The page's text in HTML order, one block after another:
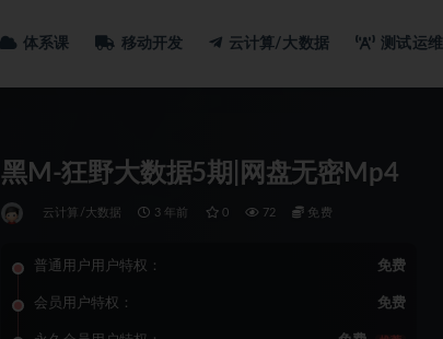
体系课 移动开发 云计算/大数据 测试运维
黑M-狂野大数据5期|网盘无密Mp4
云计算/大数据 3 年前 0 72 免费
普通用户用户特权： 免费
会员用户特权： 免费